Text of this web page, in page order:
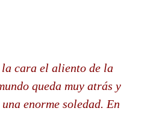
cara el aliento de la
queda muy atrás y
enorme soledad. En